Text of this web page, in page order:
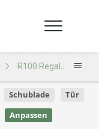
R100 Regal
Schublade Tür
Anpassen